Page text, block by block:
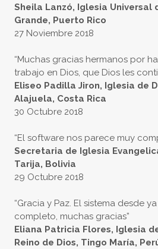
Sheila Lanzó, Iglesia Universal
Grande, Puerto Rico
27 Noviembre 2018
“Muchas gracias hermanos por
trabajo en Dios, que Dios les
Eliseo Padilla Jiron, Iglesia de
Alajuela, Costa Rica
30 Octubre 2018
“El software nos parece muy
Secretaria de Iglesia
Tarija, Bolivia
29 Octubre 2018
“Gracia y Paz. El sistema desde
completo, muchas gracias”
Eliana Patricia Flores, Iglesia
Reino de Dios, Tingo María,